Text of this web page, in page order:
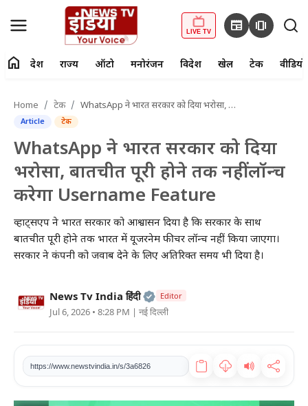
LIVE TV newspaper amp_stories
Home
राज्य
ऑटो
मनोरंजन
विदेश
टेक
home देश राज्य ऑटो मनोरंजन विदेश खेल टेक वीडियो
Home टेक WhatsApp ने भारत सरकार को दिया भरोसा, बातचीत पूरी होने तक नहीं लॉन्च करेगा Username Feature
Article टेक
WhatsApp ने भारत सरकार को दिया
भरोसा, बातचीत पूरी होने तक नहीं लॉन्च
करेगा Username Feature
व्हाट्सएप ने भारत सरकार को आश्वासन दिया है कि सरकार के साथ
बातचीत पूरी होने तक भारत में यूजरनेम फीचर लॉन्च नहीं किया जाएगा।
सरकार ने कंपनी को जवाब देने के लिए अतिरिक्त समय भी दिया है।
News Tv India हिंदी Official | Verified Expert • 27
Editor
Jul 6, 2026 • 8:28 PM | नई दिल्ली
https://www.newstvindia.in/s/3a6826